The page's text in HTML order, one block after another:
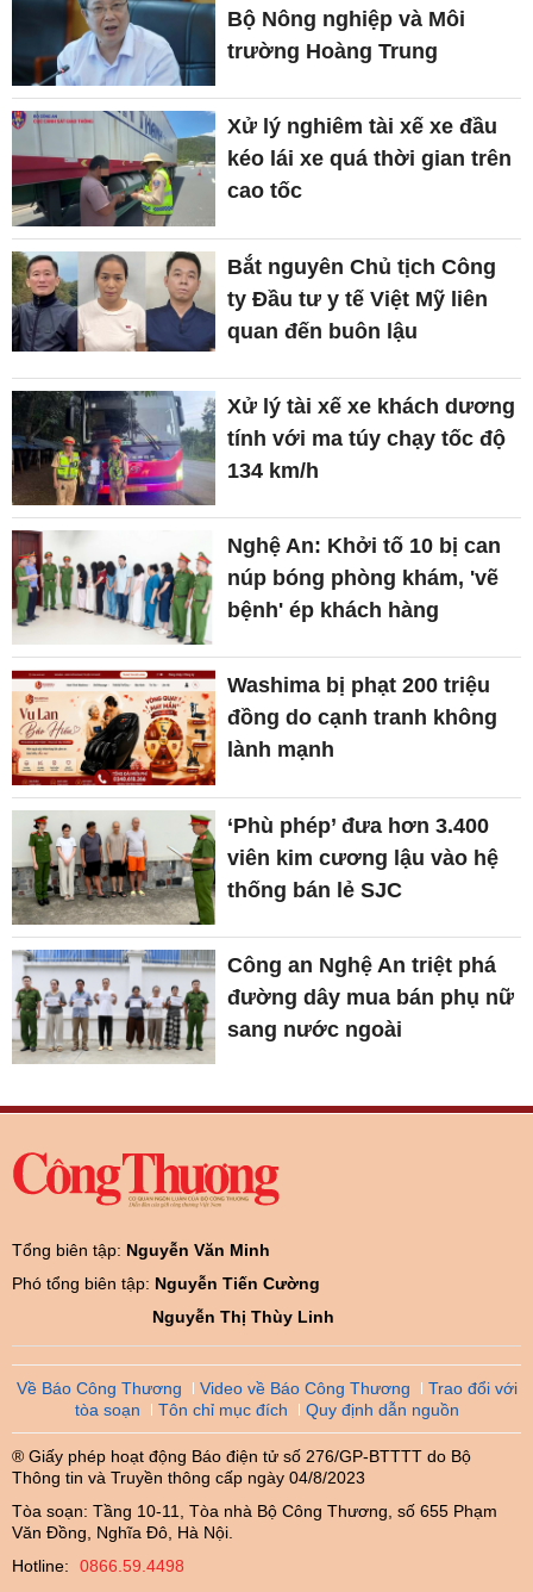
Bộ Nông nghiệp và Môi
trường Hoàng Trung
Xử lý nghiêm tài xế xe đầu
kéo lái xe quá thời gian trên
cao tốc
Bắt nguyên Chủ tịch Công
ty Đầu tư y tế Việt Mỹ liên
quan đến buôn lậu
Xử lý tài xế xe khách dương
tính với ma túy chạy tốc độ
134 km/h
Nghệ An: Khởi tố 10 bị can
núp bóng phòng khám, 'vẽ
bệnh' ép khách hàng
Washima bị phạt 200 triệu
đồng do cạnh tranh không
lành mạnh
‘Phù phép’ đưa hơn 3.400
viên kim cương lậu vào hệ
thống bán lẻ SJC
Công an Nghệ An triệt phá
đường dây mua bán phụ nữ
sang nước ngoài
Tổng biên tập: Nguyễn Văn Minh
Phó tổng biên tập: Nguyễn Tiến Cường
Nguyễn Thị Thùy Linh
Về Báo Công Thương Video về Báo Công Thương
Trao đổi với
tòa soạn
Tôn chỉ mục đích Quy định dẫn nguồn
® Giấy phép hoạt động Báo điện tử số 276/GP-BTTTT do Bộ
Thông tin và Truyền thông cấp ngày 04/8/2023
Tòa soạn: Tầng 10-11, Tòa nhà Bộ Công Thương, số 655 Phạm
Văn Đồng, Nghĩa Đô, Hà Nội.
Hotline:
0866.59.4498